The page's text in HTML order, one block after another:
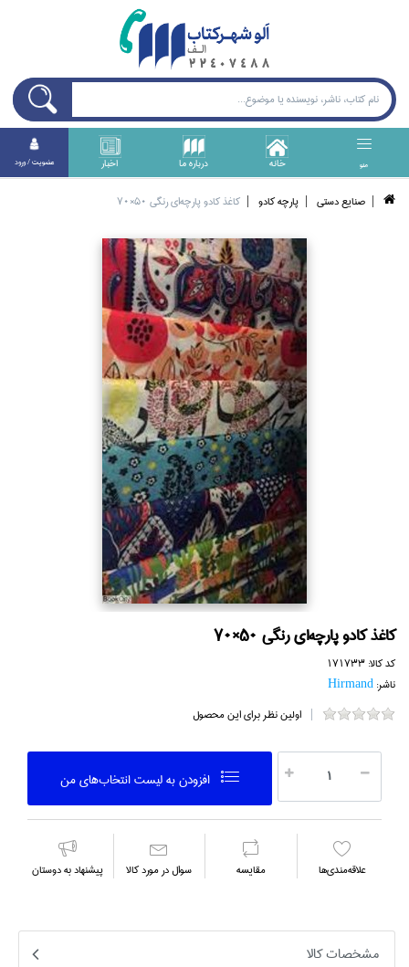
منو خانه درباره ما اخبار عضويت / ورود
صنايع دستي پارچه كادو كاغذ كادو پارچه‌اي رنگي 50×70
كاغذ كادو پارچه‌اي رنگي 50×70
کد کالا:171733
ناشر:Hirmand
اولین نظر برای این محصول
افزودن به ليست انتخاب‌هاي من
علاقه‌مندي‌ها مقايسه سوال در مورد كالا پیشنهاد به دوستان
مشخصات کالا